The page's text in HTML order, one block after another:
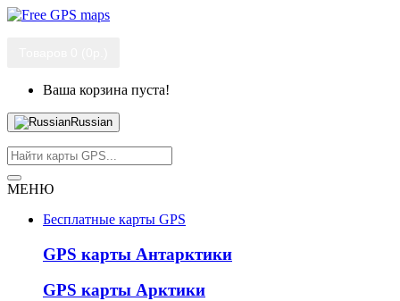
Ваша корзина пуста!
Russian
МЕНЮ
Бесплатные карты GPS
GPS карты Антарктики
GPS карты Арктики